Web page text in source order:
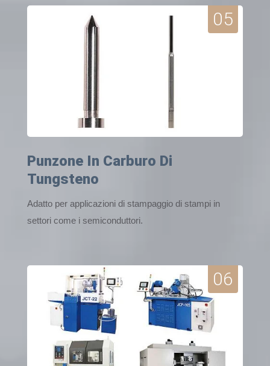
05
Punzone In Carburo Di
Tungsteno
Adatto per applicazioni di stampaggio di stampi in
settori come i semiconduttori.
06